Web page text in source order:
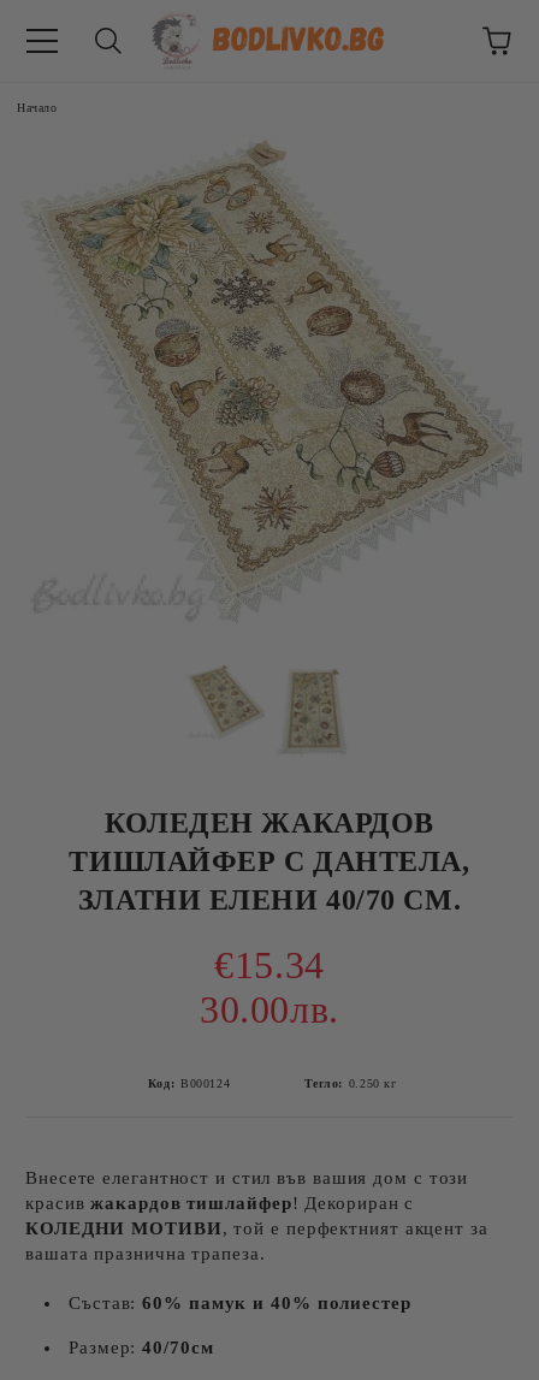
Начало
КОЛЕДЕН ЖАКАРДОВ
ТИШЛАЙФЕР С ДАНТЕЛА,
ЗЛАТНИ ЕЛЕНИ 40/70 СМ.
€15.34
30.00лв.
Код: B000124 Тегло: 0.250 кг
Внесете елегантност и стил във вашия дом с този
красивжакардов тишлайфер! Декориран с
КОЛЕДНИ МОТИВИ, той е перфектният акцент за
вашата празнична трапеза.
Състав:60% памук и 40% полиестер
Размер:40/70см